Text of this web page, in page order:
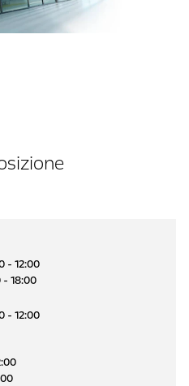
- 12:00
- 18:00
- 12:00